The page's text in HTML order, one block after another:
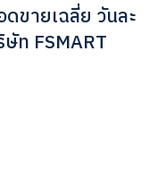
ขายเฉลี่ย วันละ
ท FSMART